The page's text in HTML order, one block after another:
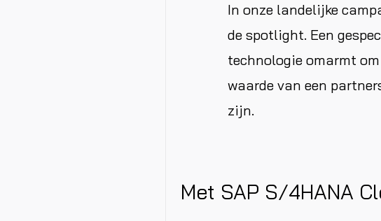
In onze landelijke
de spotlight. Een
technologie omarmt
waarde van een
zijn.
Met SAP S/4HANA